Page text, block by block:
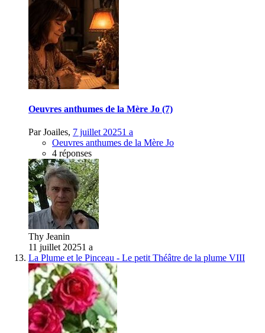
Oeuvres anthumes de la Mère Jo (7)
ParJoailes, 7 juillet 20251 a
Oeuvres anthumes de la Mère Jo
4 réponses
Thy Jeanin
11 juillet 20251 a
La Plume et le Pinceau - Le petit Théâtre de la plume VIII